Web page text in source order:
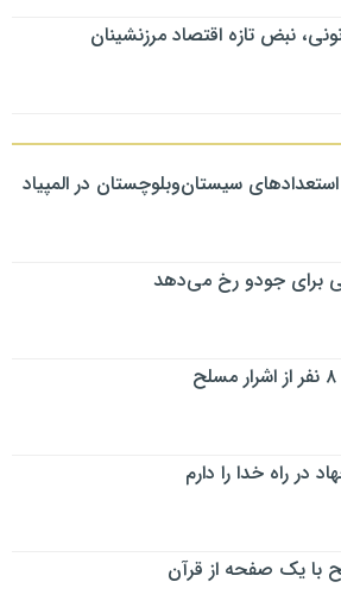
نبض تازه اقتصاد مرزنشینان
سیستان‌وبلوچستان در المپیاد
برای جودو رخ می‌دهد
در راه خدا را دارم
با یک صفحه از قرآن